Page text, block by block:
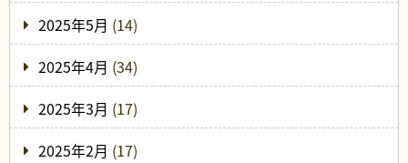
2025年5月 (14)
2025年4月 (34)
2025年3月 (17)
2025年2月 (17)